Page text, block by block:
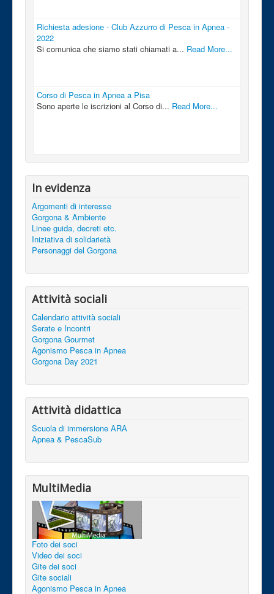
Richiesta adesione - Club Azzurro di Pesca in Apnea -
2022
Si comunica che siamo stati chiamati a... Read More...
Corso di Pesca in Apnea a Pisa
Sono aperte le iscrizioni al Corso di... Read More...
In evidenza
Argomenti di interesse
Gorgona & Ambiente
Linee guida, decreti etc.
Iniziativa di solidarietà
Personaggi del Gorgona
Attività sociali
Calendario attività sociali
Serate e Incontri
Gorgona Gourmet
Agonismo Pesca in Apnea
Gorgona Day 2021
Attività didattica
Scuola di immersione ARA
Apnea & PescaSub
MultiMedia
Foto dei soci
Video dei soci
Gite dei soci
Gite sociali
Agonismo Pesca in Apnea